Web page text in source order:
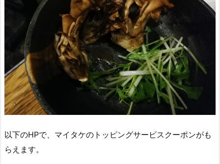
以下のHPで、マイタケのトッピングサービスクーポンがも
らえます。